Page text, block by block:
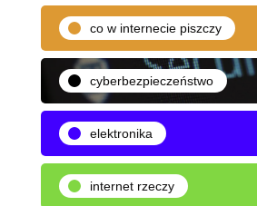
co w internecie piszczy
cyberbezpieczeństwo
elektronika
internet rzeczy